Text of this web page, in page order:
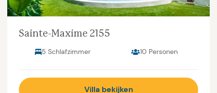
Sainte-Maxime 2155
5 Schlafzimmer 10 Personen
Villa bekijken